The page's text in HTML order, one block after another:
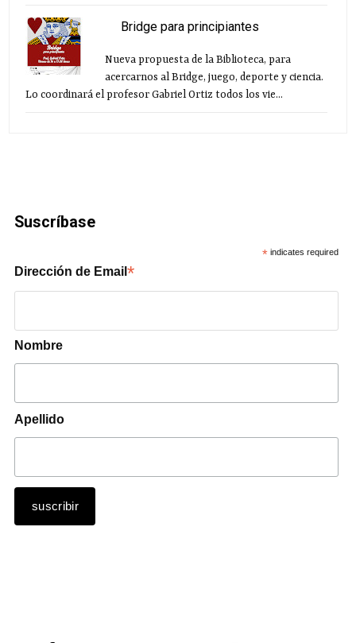
Bridge para principiantes
Nueva propuesta de la Biblioteca, para
acercarnos al Bridge, juego, deporte y ciencia.
Lo coordinará el profesor Gabriel Ortiz todos los vie...
Suscríbase
* indicates required
Dirección de Email*
Nombre
Apellido